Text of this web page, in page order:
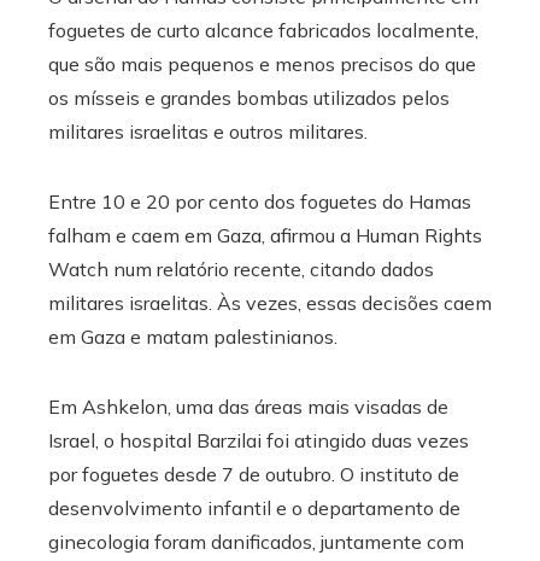
foguetes de curto alcance fabricados localmente,
que são mais pequenos e menos precisos do que
os mísseis e grandes bombas utilizados pelos
militares israelitas e outros militares.
Entre 10 e 20 por cento dos foguetes do Hamas
falham e caem em Gaza, afirmou a Human Rights
Watch num relatório recente, citando dados
militares israelitas. Às vezes, essas decisões caem
em Gaza e matam palestinianos.
Em Ashkelon, uma das áreas mais visadas de
Israel, o hospital Barzilai foi atingido duas vezes
por foguetes desde 7 de outubro. O instituto de
desenvolvimento infantil e o departamento de
ginecologia foram danificados, juntamente com